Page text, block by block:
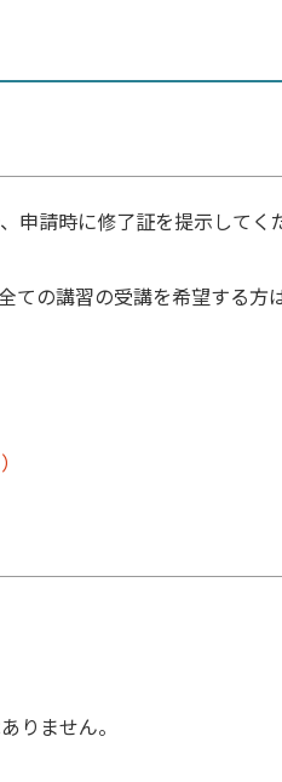
申請時に修了証を提示してく
ての講習の受講を希望する方
りません。